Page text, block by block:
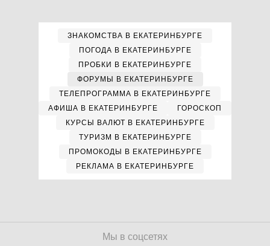
ЗНАКОМСТВА В ЕКАТЕРИНБУРГЕ
ПОГОДА В ЕКАТЕРИНБУРГЕ
ПРОБКИ В ЕКАТЕРИНБУРГЕ
ФОРУМЫ В ЕКАТЕРИНБУРГЕ
ТЕЛЕПРОГРАММА В ЕКАТЕРИНБУРГЕ
АФИША В ЕКАТЕРИНБУРГЕ
ГОРОСКОП
КУРСЫ ВАЛЮТ В ЕКАТЕРИНБУРГЕ
ТУРИЗМ В ЕКАТЕРИНБУРГЕ
ПРОМОКОДЫ В ЕКАТЕРИНБУРГЕ
РЕКЛАМА В ЕКАТЕРИНБУРГЕ
Мы в соцсетях